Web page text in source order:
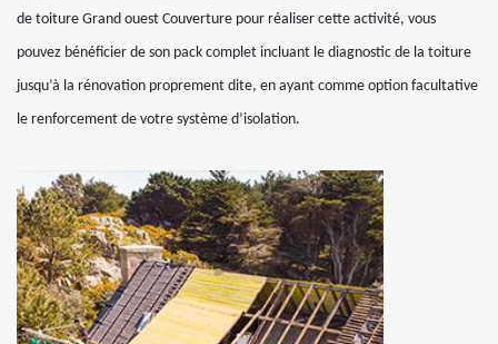
de toiture Grand ouest Couverture pour réaliser cette activité, vous
pouvez bénéficier de son pack complet incluant le diagnostic de la toiture
jusqu’à la rénovation proprement dite, en ayant comme option facultative
le renforcement de votre système d’isolation.